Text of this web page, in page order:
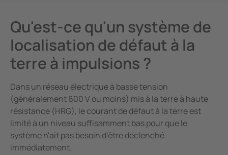
Qu'est-ce qu'un système de
localisation de défaut à la
terre à impulsions ?
Dans un réseau électrique à basse tension
(généralement 600 V ou moins) mis à la terre à haute
résistance (HRG), le courant de défaut à la terre est
limité à un niveau suffisamment bas pour que le
système n'ait pas besoin d'être déclenché
immédiatement.